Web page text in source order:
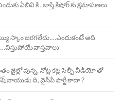
ఏబివి కి , జాస్తి కిషోర్ కు క్షమాపణలు
స్కాం జరగలేదు….ఎందుకంటే అది
వాస్తవాలు
జైల్లో వున్న, నోట్ల కట్ల సెల్ఫీ వీడియో తో
నాయుడు ది, వైసీపీ పార్టీ కాదా ?